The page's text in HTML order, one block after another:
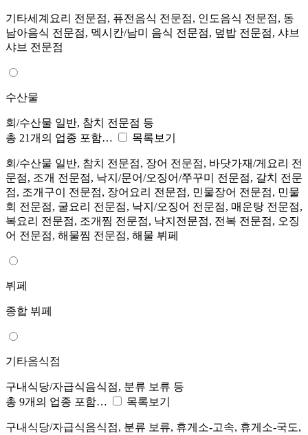
기타세계요리 전문점, 퓨전음식 전문점, 인도음식 전문점, 동
남아음식 전문점, 멕시칸/남미 음식 전문점, 덮밥 전문점, 샤브
샤브 전문점
수산물
회/수산물 일반, 참치 전문점 등
총 21개의 업종 포함…
목록보기
회/수산물 일반, 참치 전문점, 장어 전문점, 바닷가재/게요리 전
문점, 조개 전문점, 낙지/문어/오징어/쭈꾸미 전문점, 갈치 전문
점, 조개구이 전문점, 장어요리 전문점, 민물장어 전문점, 민물
회 전문점, 굴요리 전문점, 낙지/오징어 전문점, 매운탕 전문점,
복요리 전문점, 조개찜 전문점, 낙지전문점, 전복 전문점, 오징
어 전문점, 해물찜 전문점, 해물 뷔페
뷔페
종합 뷔페
기타음식점
구내식당/자급식음식점, 분류 보류 등
총 9개의 업종 포함…
목록보기
구내식당/자급식음식점, 분류 보류, 휴게소-고속, 휴게소-국도,